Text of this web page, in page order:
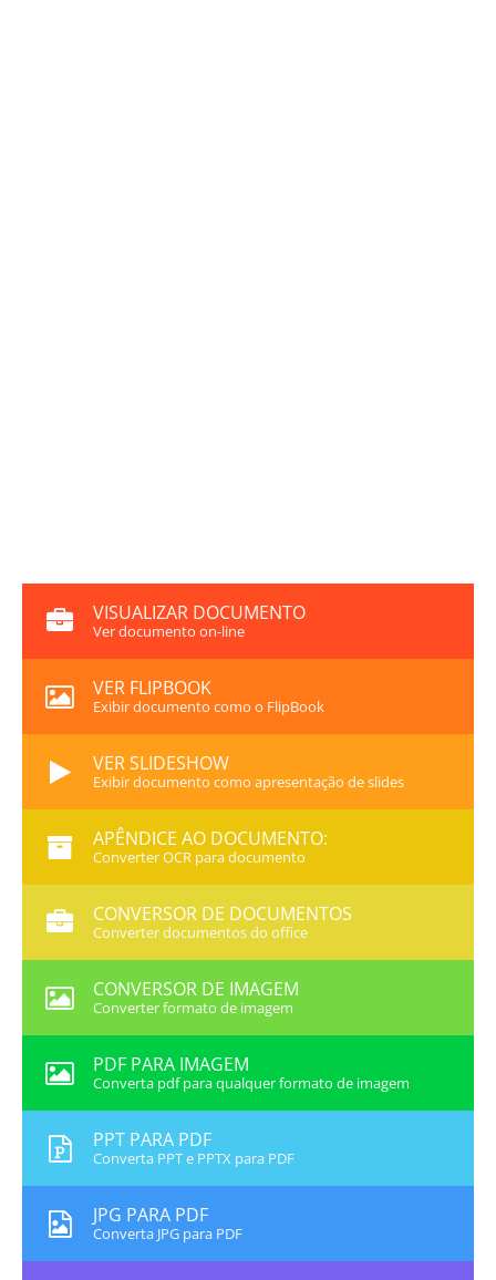
VISUALIZAR DOCUMENTO
Ver documento on-line
VER FLIPBOOK
Exibir documento como o FlipBook
VER SLIDESHOW
Exibir documento como apresentação de slides
APÊNDICE AO DOCUMENTO:
Converter OCR para documento
CONVERSOR DE DOCUMENTOS
Converter documentos do office
CONVERSOR DE IMAGEM
Converter formato de imagem
PDF PARA IMAGEM
Converta pdf para qualquer formato de imagem
PPT PARA PDF
Converta PPT e PPTX para PDF
JPG PARA PDF
Converta JPG para PDF